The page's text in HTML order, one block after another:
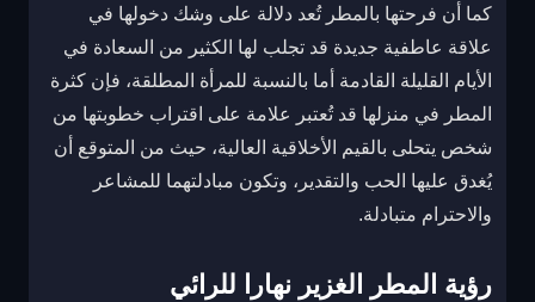
كما أن فرحتها بالمطر تُعد دلالة على وشك دخولها في
علاقة عاطفية جديدة قد تجلب لها الكثير من السعادة في
الأيام القليلة القادمة أما بالنسبة للمرأة المطلقة، فإن كثرة
المطر في منزلها قد تُعتبر علامة على اقتراب خطوبتها من
شخص يتحلى بالقيم الأخلاقية العالية، حيث من المتوقع أن
يُغدق عليها الحب والتقدير، وتكون مبادلتهما للمشاعر
والاحترام متبادلة.
رؤية المطر الغزير نهارا للرائي